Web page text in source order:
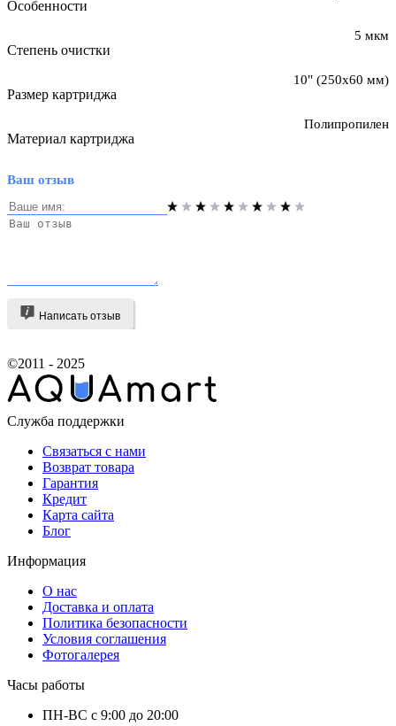
Особенности
Степень очистки
5 мкм
Размер картриджа
10" (250х60 мм)
Материал картриджа
Полипропилен
Ваш отзыв
Написать отзыв
©2011 - 2025
Служба поддержки
Связаться с нами
Возврат товара
Гарантия
Кредит
Карта сайта
Блог
Информация
О нас
Доставка и оплата
Политика безопасности
Условия соглашения
Фотогалерея
Часы работы
ПН-ВС с 9:00 до 20:00